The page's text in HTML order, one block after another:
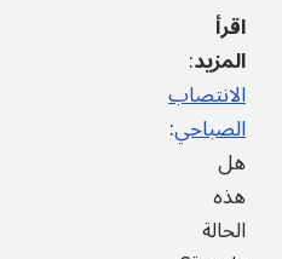
اقرأ
المزيد:
الانتصاب
الصباحي:
هل
هذه
الحالة